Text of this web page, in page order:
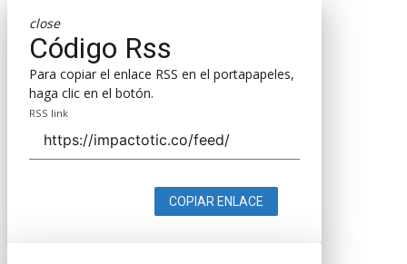
close
Código Rss
Para copiar el enlace RSS en el portapapeles,
haga clic en el botón.
RSS link
COPIAR ENLACE